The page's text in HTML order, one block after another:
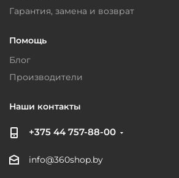
Гарантия, замена и возврат
Помощь
Блог
Производители
Наши контакты
+375 44 757-88-00
info@360shop.by